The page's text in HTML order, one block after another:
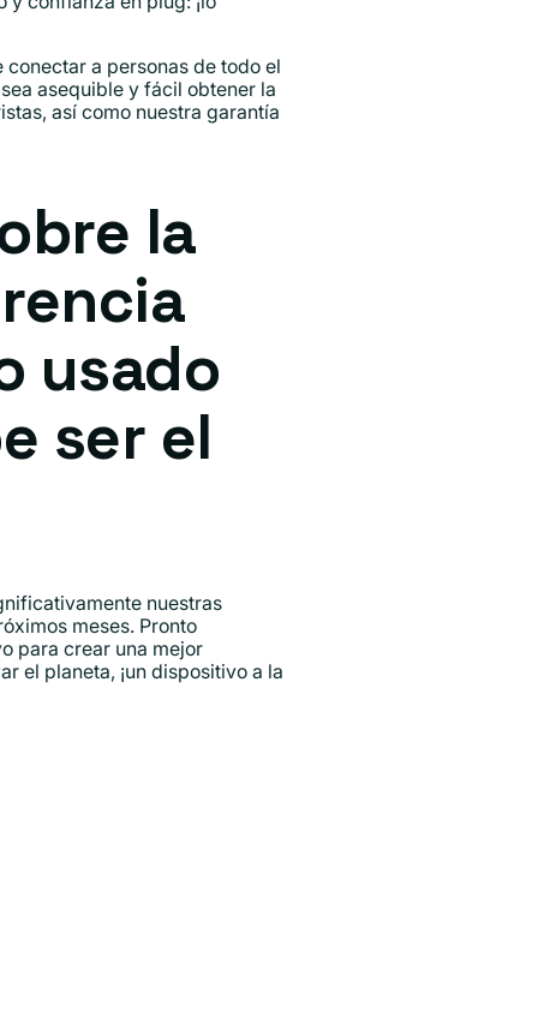
a personas de todo el
asequible y fácil obtener la
así como nuestra garantía
la
usado
ser el
nuestras
meses. Pronto
para crear una mejor
el planeta, ¡un dispositivo a la